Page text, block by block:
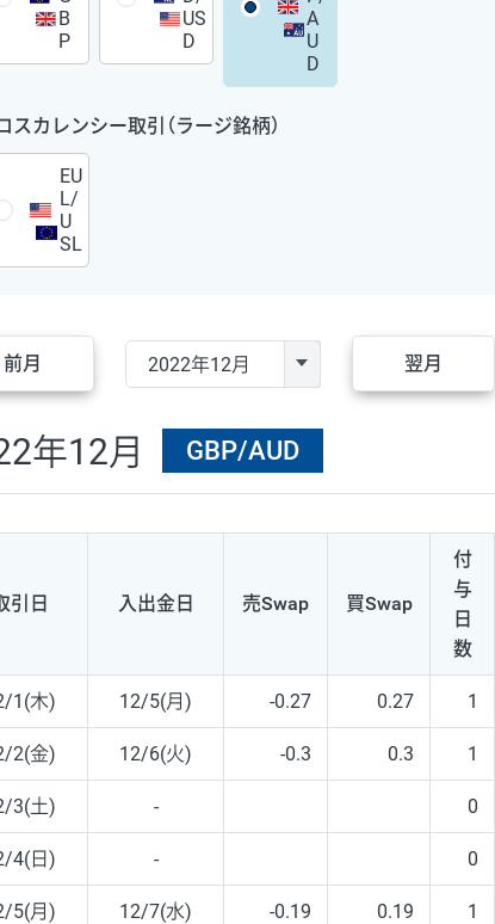
B
P
US
D
A
U
D
スカレンシー取引（ラージ銘柄）
EU
L/
U
SL
前月 翌月
年12月 GBP/AUD
引日 入出金日 売Swap 買Swap
付
与
日
数
1(木) 12/5(月) -0.27 0.27 1
2(金) 12/6(火) -0.3 0.3 1
3(土) - 0
4(日) - 0
5(月) 12/7(水) -0.19 0.19 1